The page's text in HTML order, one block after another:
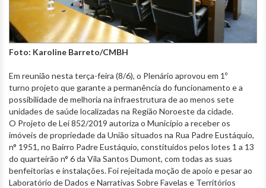
Foto: Karoline Barreto/CMBH
Em reunião nesta terça-feira (8/6), o Plenário aprovou em 1º
turno projeto que garante a permanência do funcionamento e a
possibilidade de melhoria na infraestrutura de ao menos sete
unidades de saúde localizadas na Região Noroeste da cidade.
O Projeto de Lei 852/2019 autoriza o Município a receber os
imóveis de propriedade da União situados na Rua Padre Eustáquio,
n° 1951, no Bairro Padre Eustáquio, constituídos pelos lotes 1 a 13
do quarteirão n° 6 da Vila Santos Dumont, com todas as suas
benfeitorias e instalações. Foi rejeitada moção de apoio e pesar ao
Laboratório de Dados e Narrativas Sobre Favelas e Territórios